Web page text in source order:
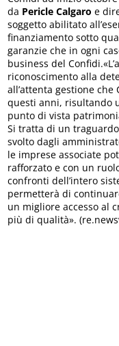
da Pericle Calgaro e
soggetto abilitato
finanziamento sotto
garanzie che in ogni
business del
riconoscimento alla
all’attenta gestione che
questi anni, risultando
punto di vista
Si tratta di un
svolto dagli
le imprese associate
rafforzato e con un
confronti dell’intero
permetterà di
un migliore accesso al
più di qualità».